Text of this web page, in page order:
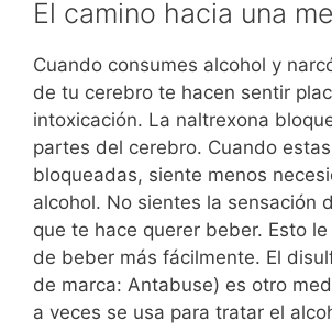
El camino hacia una
Cuando consumes alcohol y
de tu cerebro te hacen sentir
intoxicación. La naltrexona
partes del cerebro. Cuando
bloqueadas, siente menos
alcohol. No sientes la sensación
que te hace querer beber. Esto
de beber más fácilmente. El
de marca: Antabuse) es otro
a veces se usa para tratar el